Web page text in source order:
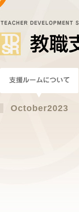
October2023